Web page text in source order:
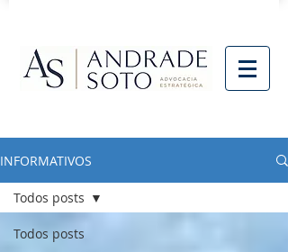
INFORMATIVOS
Todos posts
Todos posts